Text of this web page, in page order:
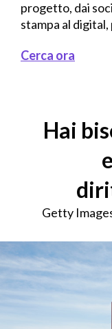
progetto, dai
stampa al
Cerca ora
Hai
Getty